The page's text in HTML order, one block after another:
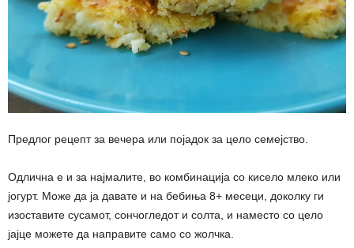
Предлог рецепт за вечера или појадок за цело семејство.
Одлична е и за најмалите, во комбинација со кисело млеко или
јогурт. Може да ја давате и на бебиња 8+ месеци, доколку ги
изоставите сусамот, сончогледот и солта, и наместо со цело
јајце можете да направите само со жолчка.